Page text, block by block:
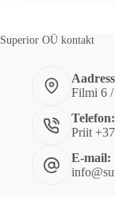
Superior OÜ kontakt
Filmi 6
Telefon:
Priit
E-mail: